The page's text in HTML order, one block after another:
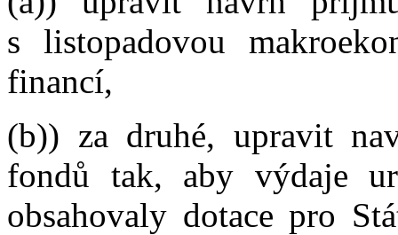
s listopadovou
financí,
(b)) za druhé, upravit
fondů tak, aby výdaje
obsahovaly dotace pro